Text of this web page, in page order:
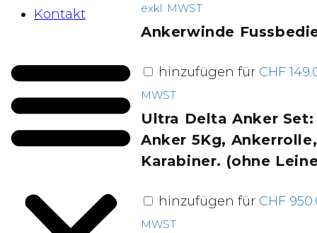
Kontakt
exkl. MWST
Ankerwinde
hinzufügen für CHF
MWST
Ultra Delta Anker Set:
Anker 5Kg, Ankerrolle,
Karabiner. (ohne
hinzufügen für CHF
MWST